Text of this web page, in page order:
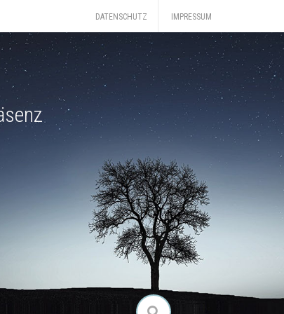
DATENSCHUTZ IMPRESSUM